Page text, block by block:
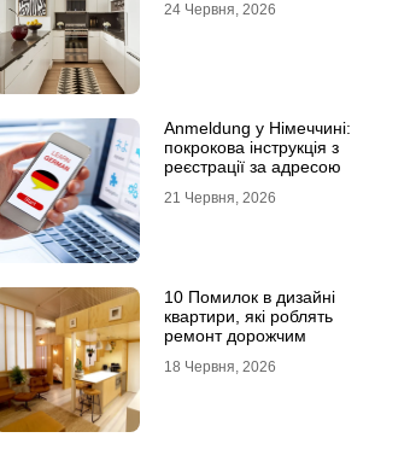
24 Червня, 2026
Anmeldung у Німеччині:
покрокова інструкція з
реєстрації за адресою
21 Червня, 2026
10 Помилок в дизайні
квартири, які роблять
ремонт дорожчим
18 Червня, 2026